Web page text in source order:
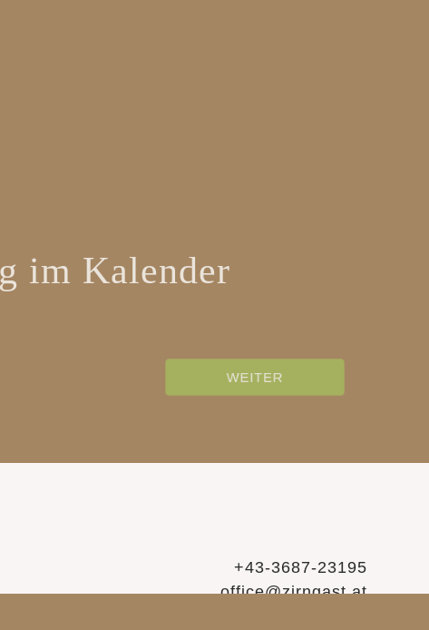
im Kalender
WEITER
+43-3687-23195
office@zirngast.at